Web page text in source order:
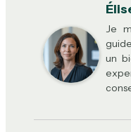
Je
un